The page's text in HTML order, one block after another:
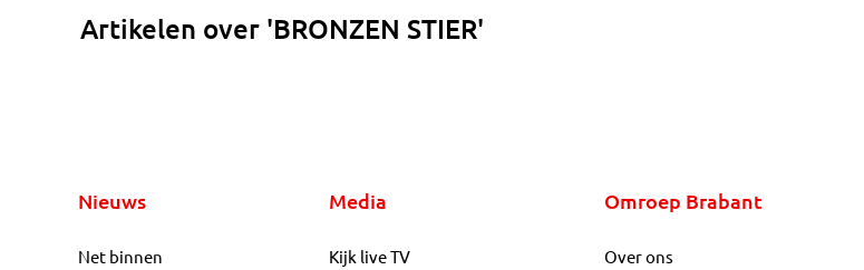
Artikelen over 'BRONZEN STIER'
Nieuws
Net binnen
Media
Kijk live TV
Omroep Brabant
Over ons